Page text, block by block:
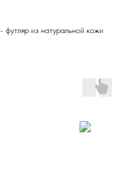
из натуральной кожи